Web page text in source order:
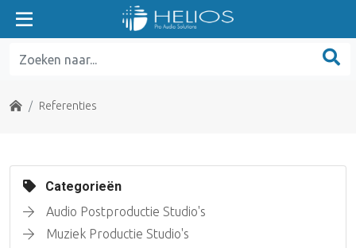
Home Referenties
Categorieën
Audio Postproductie Studio's
Muziek Productie Studio's